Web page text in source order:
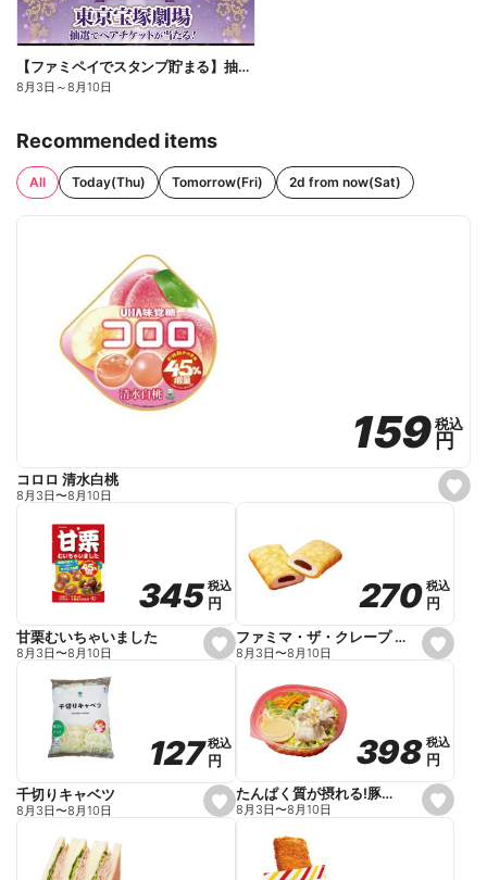
【ファミペイでスタンプ貯まる】抽選でペアチケットが当たる!
8月3日 ～8月10日
Recommended items
All Today(Thu) Tomorrow(Fri) 2d from now(Sat)
s
e
159
159税込
税込
円
円
コロロ 清水白桃
8月3日〜8月10日
s
e
o
r
i
e
345
345税込
税込
円
円
甘栗むいちゃいました
8月3日〜8月10日
s
e
o
r
i
e
270
270 税込
税込
円
円
ファミマ・ザ・クレープ 生チョコ
8月3日〜8月10日
s
e
127
127税込
税込
円
円
千切りキャベツ
8月3日〜8月10日
s
e
398
398 税込
税込
円
円
たんぱく質が摂れる!豚しゃぶのパスタサラダ
8月3日〜8月10日